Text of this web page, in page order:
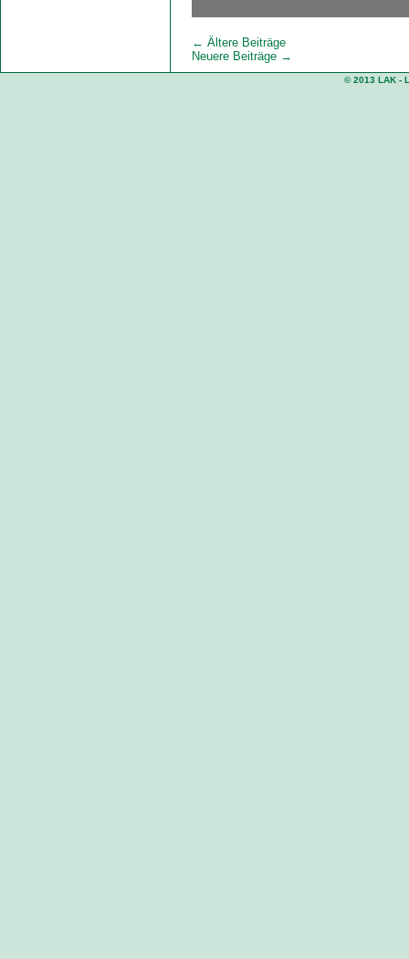
← Ältere Beiträge
Neuere Beiträge →
© 2013 LAK -